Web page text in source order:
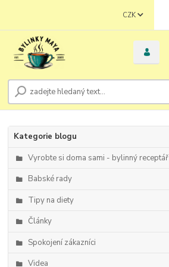
CZK
Kategorie blogu
Vyrobte si doma sami - bylinný receptář
Babské rady
Tipy na diety
Články
Spokojení zákazníci
Videa